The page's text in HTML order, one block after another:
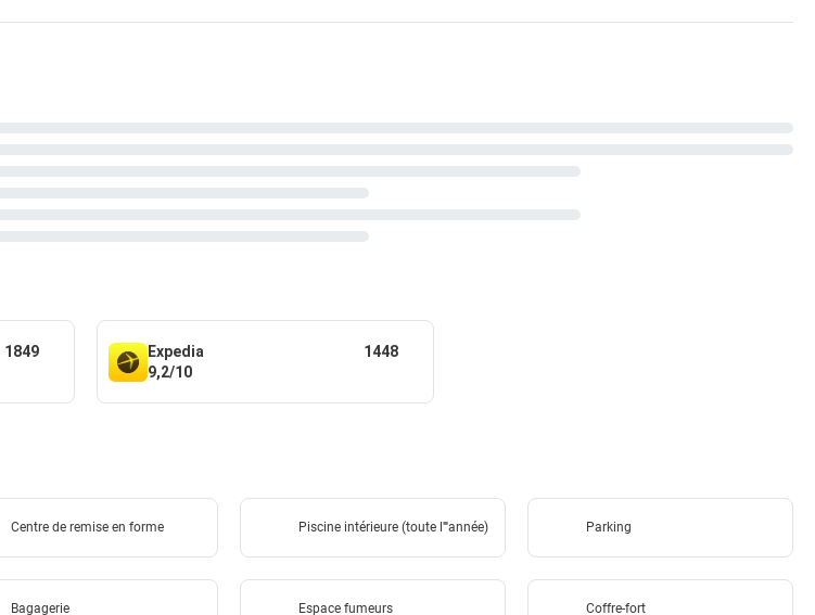
1849
Expedia
9,2/10
1448
Centre de remise en forme Piscine intérieure (toute l''''année) Parking
Bagagerie Espace fumeurs Coffre-fort